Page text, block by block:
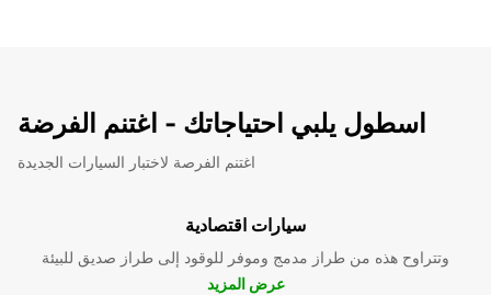
اسطول يلبي احتياجاتك - اغتنم الفرضة
اغتنم الفرصة لاختبار السيارات الجديدة
سيارات اقتصادية
وتتراوح هذه من طراز مدمج وموفر للوقود إلى طراز صديق للبيئة
عرض المزيد